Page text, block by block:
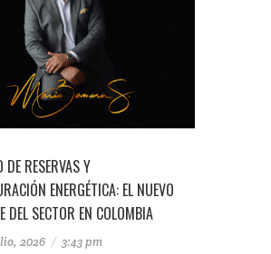
DE RESERVAS Y
ENERGÉTICA: EL NUEVO
DEL SECTOR EN COLOMBIA
2026 / 3:43 pm